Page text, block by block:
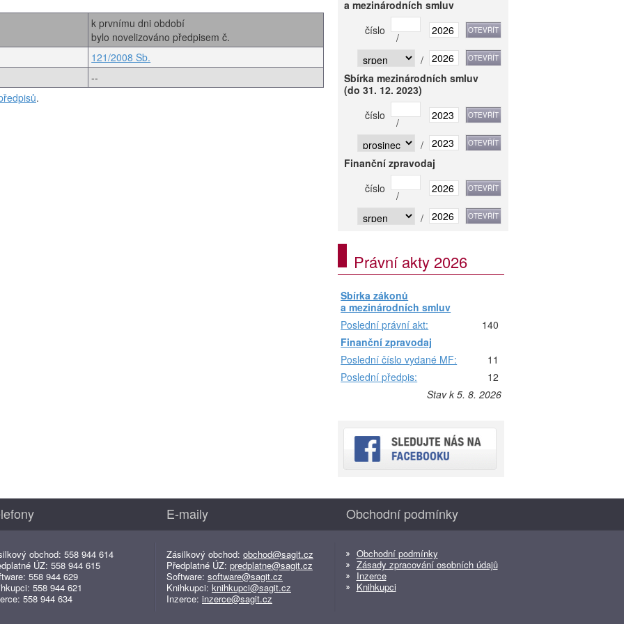
k prvnímu dni období
bylo novelizováno předpisem č.
121/2008 Sb.
--
.
a mezinárodních smluv
číslo
/
/
Sbírka mezinárodních smluv
(do 31. 12. 2023)
číslo
/
/
Finanční zpravodaj
číslo
/
/
Právní akty 2026
Sbírka zákonů
a mezinárodních smluv
Poslední právní akt:
140
Finanční zpravodaj
Poslední číslo vydané MF:
11
Poslední předpis:
12
Stav k 5. 8. 2026
obchod: 558 944 614
ÚZ: 558 944 615
558 944 629
558 944 621
558 944 634
E-maily
Zásilkový obchod: obchod@sagit.cz
Předplatné ÚZ: predplatne@sagit.cz
Software: software@sagit.cz
Knihkupci: knihkupci@sagit.cz
Inzerce: inzerce@sagit.cz
Obchodní podmínky
Obchodní podmínky
Zásady zpracování osobních údajů
Inzerce
Knihkupci